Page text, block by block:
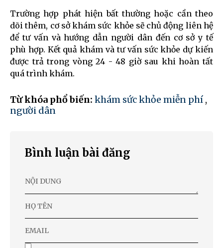
Trường hợp phát hiện bất thường hoặc cần theo
dõi thêm, cơ sở khám sức khỏe sẽ chủ động liên hệ
để tư vấn và hướng dẫn người dân đến cơ sở y tế
phù hợp. Kết quả khám và tư vấn sức khỏe dự kiến
được trả trong vòng 24 - 48 giờ sau khi hoàn tất
quá trình khám.
Từ khóa phổ biến: khám sức khỏe miễn phí ,
người dân
Bình luận bài đăng